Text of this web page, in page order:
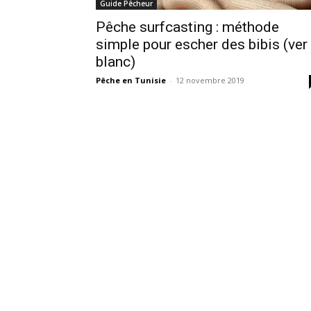
Guide Pêcheur
Pêche surfcasting : méthode
simple pour escher des bibis (ver
blanc)
Pêche en Tunisie - 12 novembre 2019